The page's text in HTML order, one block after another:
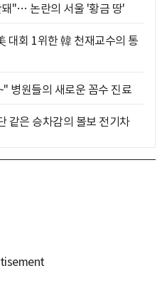
"… 논란의 서울 '황금 땅'
회 1위한 韓 천재교수의 통
병원들의 새로운 꼼수 진료
같은 승차감의 볼보 전기차